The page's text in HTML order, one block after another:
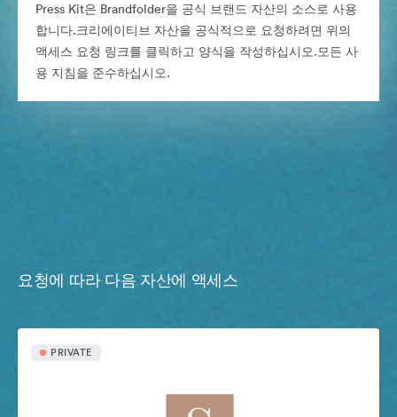
Press Kit은 Brandfolder을 공식 브랜드 자산의 소스로 사용
합니다.크리에이티브 자산을 공식적으로 요청하려면 위의
액세스 요청 링크를 클릭하고 양식을 작성하십시오.모든 사
용 지침을 준수하십시오.
요청에 따라 다음 자산에 액세스
PRIVATE